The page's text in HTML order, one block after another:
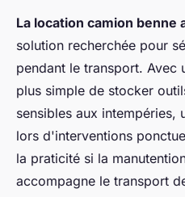
La location camion benne
solution recherchée pour
pendant le transport.
plus simple de stocker
sensibles aux intempéries,
lors d'interventions
la praticité si la
accompagne le transport